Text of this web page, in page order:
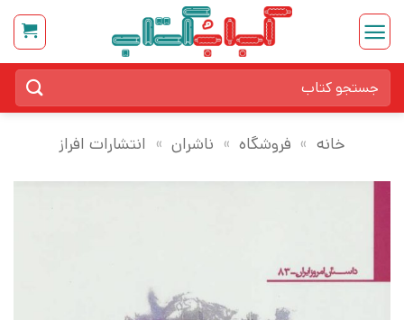
Skip
content
برای:
خانه » فروشگاه » ناشران » انتشارات افراز